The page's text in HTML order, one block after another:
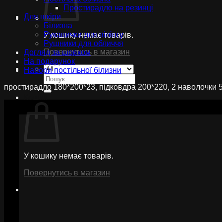
У кошику немає товарів.
Повернутись в магазин
Шукати:
У кошику немає товарів.
Повернутись в магазин
Простирадло на резинці
Для шкіри
Білизна
Рукавички для пілінгу
Рушники для обличчя
Догляд за шовком
На подарунок
Набори постільної білизни
простирадло 180*200*23, підковдра 200*220, 2 наволочки